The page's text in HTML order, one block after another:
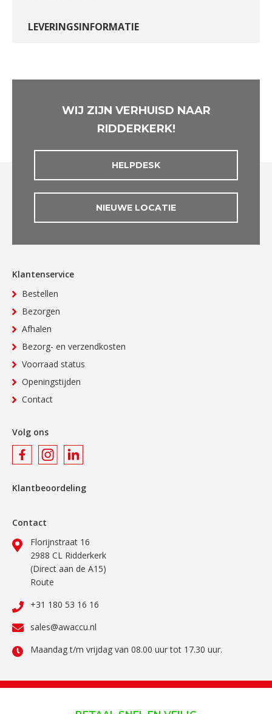
LEVERINGSINFORMATIE
WIJ ZIJN VERHUISD NAAR
RIDDERKERK!
HELPDESK
NIEUWE LOCATIE
Klantenservice
Bestellen
Bezorgen
Afhalen
Bezorg- en verzendkosten
Voorraad status
Openingstijden
Contact
Volg ons
Klantbeoordeling
Contact
Florijnstraat 16
2988 CL Ridderkerk
(Direct aan de A15)
Route
+31 180 53 16 16
sales@awaccu.nl
Maandag t/m vrijdag van 08.00 uur tot 17.30 uur.